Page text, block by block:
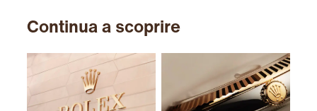
Continua a scoprire